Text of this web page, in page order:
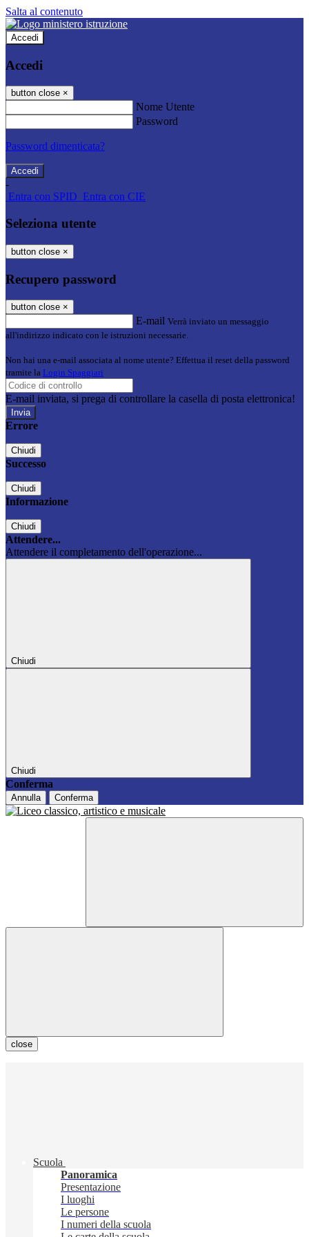
Salta al contenuto
Accedi
Accedi
button close ×
Nome Utente
Password
Password dimenticata?
-
Entra con SPID Entra con CIE
Seleziona utente
button close ×
Recupero password
button close ×
E-mail Verrà inviato un messaggio
all'indirizzo indicato con le istruzioni necessarie.
Non hai una e-mail associata al nome utente? Effettua il reset della password
tramite la Login Spaggiari
E-mail inviata, si prega di controllare la casella di posta elettronica!
Errore
Chiudi
Successo
Chiudi
Informazione
Chiudi
Attendere...
Attendere il completamento dell'operazione...
Chiudi
Chiudi
Conferma
Annulla Conferma
close
Scuola
Panoramica
Presentazione
I luoghi
Le persone
I numeri della scuola